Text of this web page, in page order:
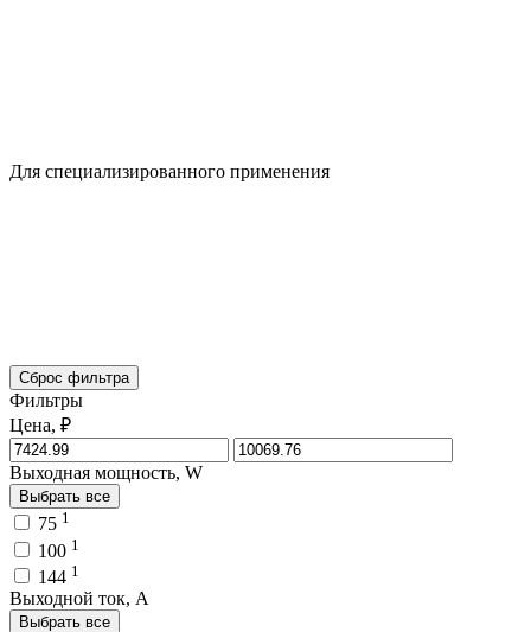
Для специализированного применения
Сброс фильтра
Фильтры
Цена, ₽
Выходная мощность, W
Выбрать все
75 1
100 1
144 1
Выходной ток, A
Выбрать все